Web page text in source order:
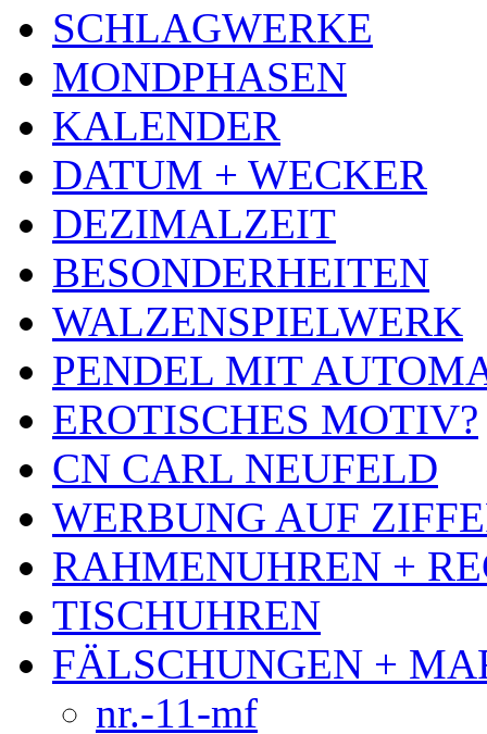
SCHLAGWERKE
MONDPHASEN
KALENDER
DATUM + WECKER
DEZIMALZEIT
BESONDERHEITEN
WALZENSPIELWERK
PENDEL MIT
EROTISCHES MOTIV?
CN CARL NEUFELD
WERBUNG AUF
RAHMENUHREN +
TISCHUHREN
FÄLSCHUNGEN +
nr.-11-mf